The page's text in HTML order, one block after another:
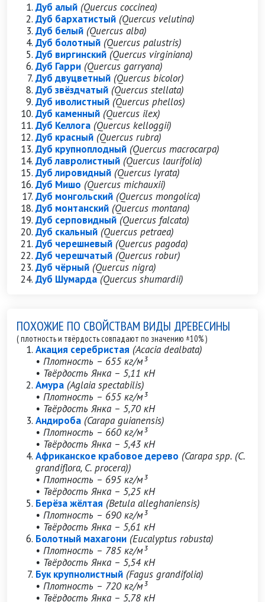
Дуб алый (Quercus coccinea)
Дуб бархатистый (Quercus velutina)
Дуб белый (Quercus alba)
Дуб болотный (Quercus palustris)
Дуб виргинский (Quercus virginiana)
Дуб Гарри (Quercus garryana)
Дуб двуцветный (Quercus bicolor)
Дуб звёздчатый (Quercus stellata)
Дуб иволистный (Quercus phellos)
Дуб каменный (Quercus ilex)
Дуб Келлога (Quercus kelloggii)
Дуб красный (Quercus rubra)
Дуб крупноплодный (Quercus macrocarpa)
Дуб лавролистный (Quercus laurifolia)
Дуб лировидный (Quercus lyrata)
Дуб Мишо (Quercus michauxii)
Дуб монгольский (Quercus mongolica)
Дуб монтанский (Quercus montana)
Дуб серповидный (Quercus falcata)
Дуб скальный (Quercus petraea)
Дуб черешневый (Quercus pagoda)
Дуб черешчатый (Quercus robur)
Дуб чёрный (Quercus nigra)
Дуб Шумарда (Quercus shumardii)
ПОХОЖИЕ ПО СВОЙСТВАМ ВИДЫ ДРЕВЕСИНЫ
( плотность и твёрдость совпадают по значению ±10% )
Акация серебристая (Acacia dealbata)
• Плотность – 655 кг/м³
• Твёрдость Янка – 5,11 кН
Амура (Aglaia spectabilis)
• Плотность – 655 кг/м³
• Твёрдость Янка – 5,70 кН
Андироба (Carapa guianensis)
• Плотность – 660 кг/м³
• Твёрдость Янка – 5,43 кН
Африканское крабовое дерево (Carapa spp. (C.
grandiflora, C. procera))
• Плотность – 695 кг/м³
• Твёрдость Янка – 5,25 кН
Берёза жёлтая (Betula alleghaniensis)
• Плотность – 690 кг/м³
• Твёрдость Янка – 5,61 кН
Болотный махагони (Eucalyptus robusta)
• Плотность – 785 кг/м³
• Твёрдость Янка – 5,54 кН
Бук крупнолистный (Fagus grandifolia)
• Плотность – 720 кг/м³
• Твёрдость Янка – 5,78 кН